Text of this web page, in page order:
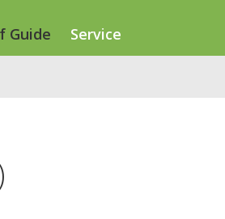
Guide Service